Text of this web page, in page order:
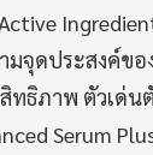
มจุดประสงค์ข
ทธิภาพ ตัวเด่น
Serum